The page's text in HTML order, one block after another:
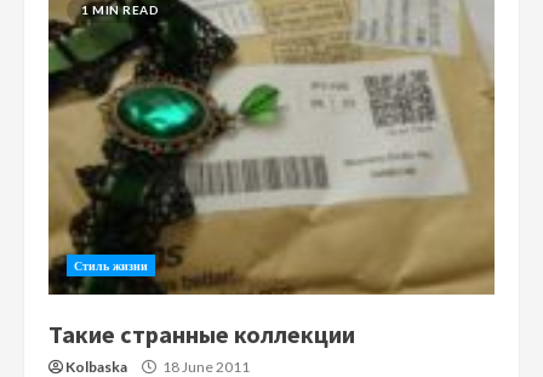
1 MIN READ
Стиль жизни
Такие странные коллекции
Kolbaska 18 June 2011